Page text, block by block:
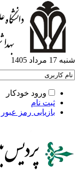
ورود خودکار
نام
رمز عبور